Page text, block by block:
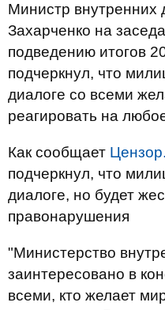
Министр внутренних
Захарченко на
подведению итогов
подчеркнул, что
диалоге со всеми
реагировать на
Как сообщает
подчеркнул, что
диалоге, но будет
правонарушения
"Министерство
заинтересовано в
всеми, кто желает